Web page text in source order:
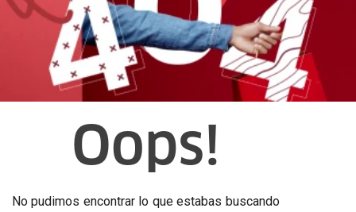
Oops!
No pudimos encontrar lo que estabas buscando